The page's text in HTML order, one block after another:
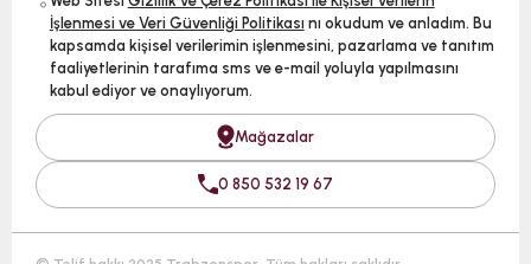
İşlenmesi ve Veri Güvenliği Politikası nı okudum ve anladım. Bu
kapsamda kişisel verilerimin işlenmesini, pazarlama ve tanıtım
faaliyetlerinin tarafıma sms ve e-mail yoluyla yapılmasını
kabul ediyor ve onaylıyorum.
Mağazalar
0 850 532 19 67